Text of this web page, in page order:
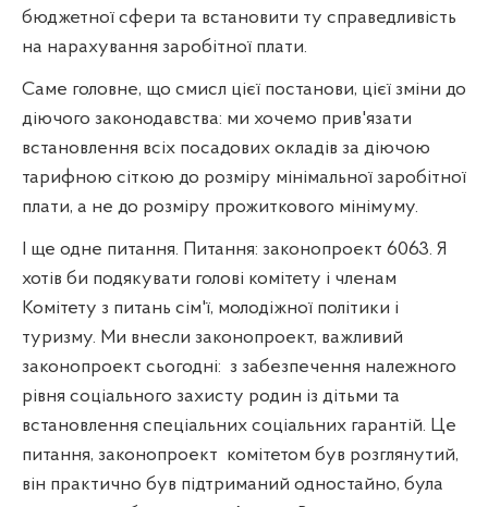
бюджетної сфери та встановити ту справедливість
на нарахування заробітної плати.
Саме головне, що смисл цієї постанови, цієї зміни до
діючого законодавства: ми хочемо прив'язати
встановлення всіх посадових окладів за діючою
тарифною сіткою до розміру мінімальної заробітної
плати, а не до розміру прожиткового мінімуму.
І ще одне питання. Питання: законопроект 6063. Я
хотів би подякувати голові комітету і членам
Комітету з питань сім'ї, молодіжної політики і
туризму. Ми внесли законопроект, важливий
законопроект сьогодні: з забезпечення належного
рівня соціального захисту родин із дітьми та
встановлення спеціальних соціальних гарантій. Це
питання, законопроект комітетом був розглянутий,
він практично був підтриманий одностайно, була